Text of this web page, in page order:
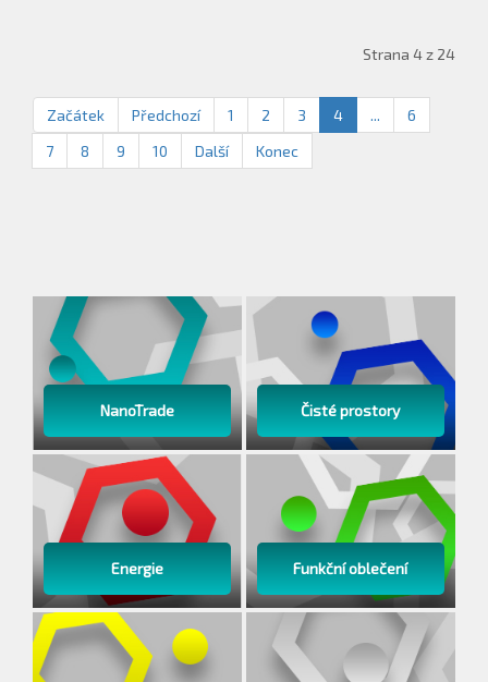
Strana 4 z 24
Začátek Předchozí 1 2 3 4 ...
6
7
8 9 10 Další Konec
NanoTrade Čisté prostory
Energie Funkční oblečení